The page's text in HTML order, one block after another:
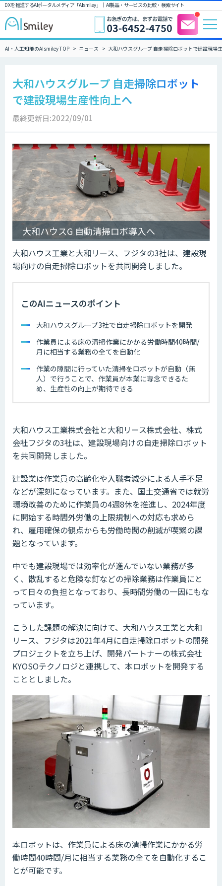
DXを推進するAIポータルメディア「AIsmiley」｜ AI製品・サービスの比較・検索サイト
AI・人工知能のAIsmiley TOP ニュース 大和ハウスグループ 自走掃除ロボットで建設現場
大和ハウスグループ 自走掃除ロボット
で建設現場生産性向上へ
最終更新日:2022/09/01
大和ハウスG 自動清掃ロボ導入へ
大和ハウス工業と大和リース、フジタの3社は、建設現
場向けの自走掃除ロボットを共同開発しました。
このAIニュースのポイント
大和ハウスグループ3社で自走掃除ロボットを開発
作業員による床の清掃作業にかかる労働時間40時間/
月に相当する業務の全てを自動化
作業の隙間に行っていた清掃をロボットが自動（無
人）で行うことで、作業員が本業に専念できるた
め、生産性の向上が期待できる
大和ハウス工業株式会社と大和リース株式会社、株式
会社フジタの3社は、建設現場向けの自走掃除ロボット
を共同開発しました。
建設業は作業員の高齢化や入職者減少による人手不足
などが深刻になっています。また、国土交通省では就労
環境改善のために作業員の4週8休を推進し、2024年度
に開始する時間外労働の上限規制への対応も求めら
れ、雇用確保の観点からも労働時間の削減が喫緊の課
題となっています。
中でも建設現場では効率化が進んでいない業務が多
く、散乱すると危険な釘などの掃除業務は作業員にと
って日々の負担となっており、長時間労働の一因にもな
っています。
こうした課題の解決に向けて、大和ハウス工業と大和
リース、フジタは2021年4月に自走掃除ロボットの開発
プロジェクトを立ち上げ、開発パートナーの株式会社
KYOSOテクノロジと連携して、本ロボットを開発する
こととしました。
本ロボットは、作業員による床の清掃作業にかかる労
働時間40時間/月に相当する業務の全てを自動化するこ
とが可能です。